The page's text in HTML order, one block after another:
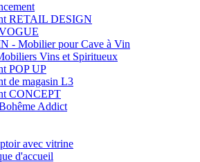
RETAIL DESIGN
- Mobilier pour Cave à Vin
Vins et Spiritueux
POP UP
de magasin L3
CONCEPT
Addict
avec vitrine
d'accueil